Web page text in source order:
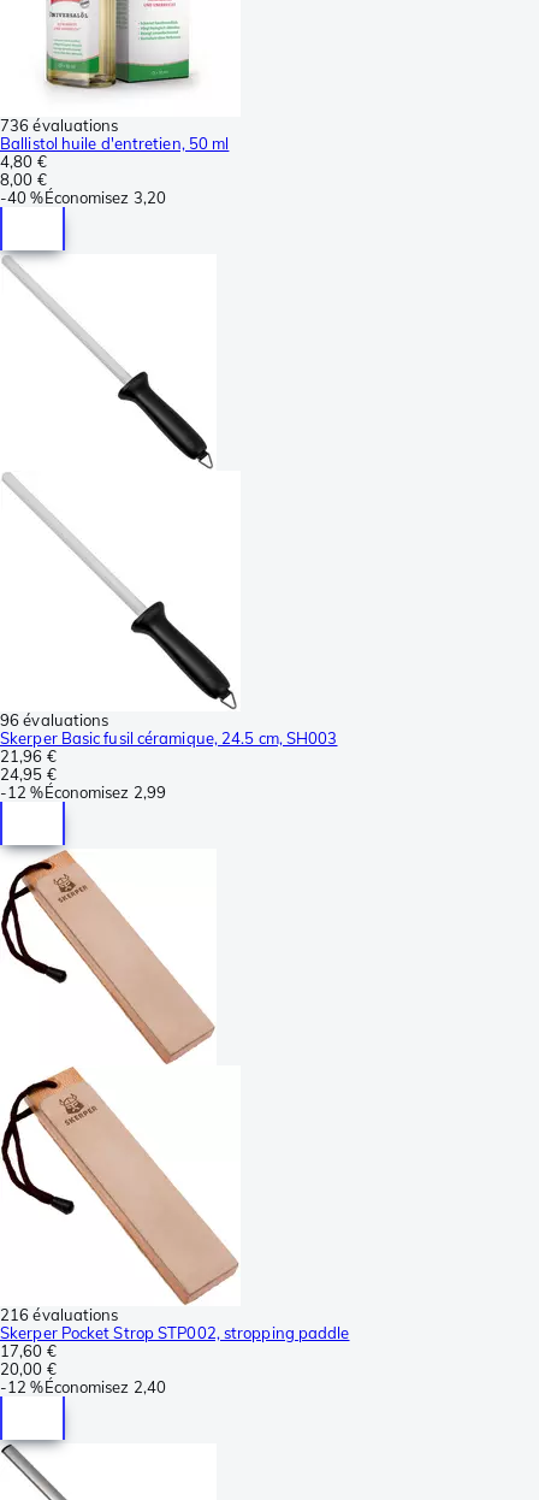
736 évaluations
Ballistol huile d'entretien, 50 ml
4,80 €
8,00 €
-40 %Économisez 3,20
96 évaluations
Skerper Basic fusil céramique, 24.5 cm, SH003
21,96 €
24,95 €
-12 %Économisez 2,99
216 évaluations
Skerper Pocket Strop STP002, stropping paddle
17,60 €
20,00 €
-12 %Économisez 2,40